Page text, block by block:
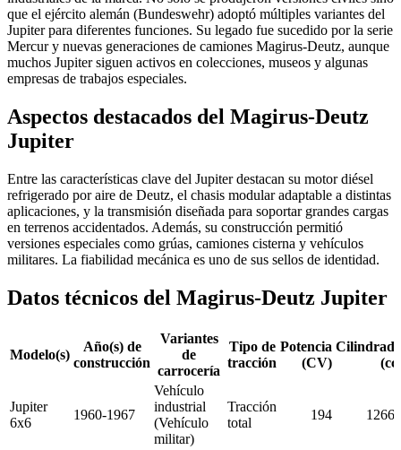
que el ejército alemán (Bundeswehr) adoptó múltiples variantes del
Jupiter para diferentes funciones. Su legado fue sucedido por la serie
Mercur y nuevas generaciones de camiones Magirus-Deutz, aunque
muchos Jupiter siguen activos en colecciones, museos y algunas
empresas de trabajos especiales.
Aspectos destacados del Magirus-Deutz
Jupiter
Entre las características clave del Jupiter destacan su motor diésel
refrigerado por aire de Deutz, el chasis modular adaptable a distintas
aplicaciones, y la transmisión diseñada para soportar grandes cargas
en terrenos accidentados. Además, su construcción permitió
versiones especiales como grúas, camiones cisterna y vehículos
militares. La fiabilidad mecánica es uno de sus sellos de identidad.
Datos técnicos del Magirus-Deutz Jupiter
Modelo(s)
Año(s) de
construcción
Variantes
de
carrocería
Tipo de
tracción
Potencia
(CV)
Cilindrada
(cc)
Jupiter
6x6
1960-1967
Vehículo
industrial
(Vehículo
militar)
Tracción
total
194 12667